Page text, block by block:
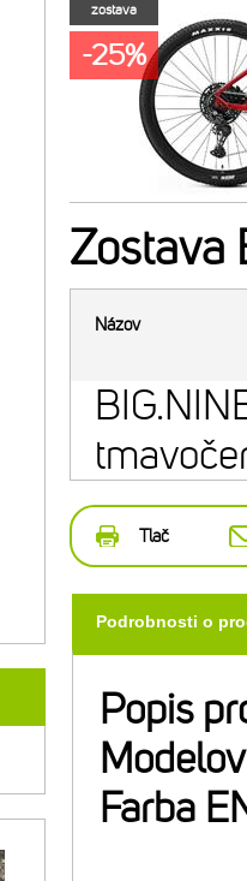
zostava
-25%
Zostava
Názov
Tlač
Podrobnosti o
Popis
Farba